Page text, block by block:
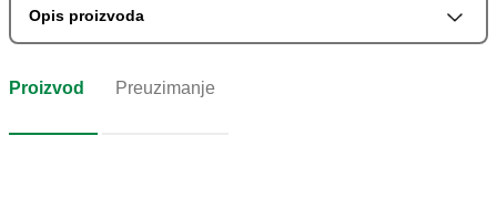
Opis proizvoda
Proizvod Preuzimanje